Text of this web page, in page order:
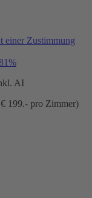
einer Zustimmung
AI
199.- pro Zimmer)